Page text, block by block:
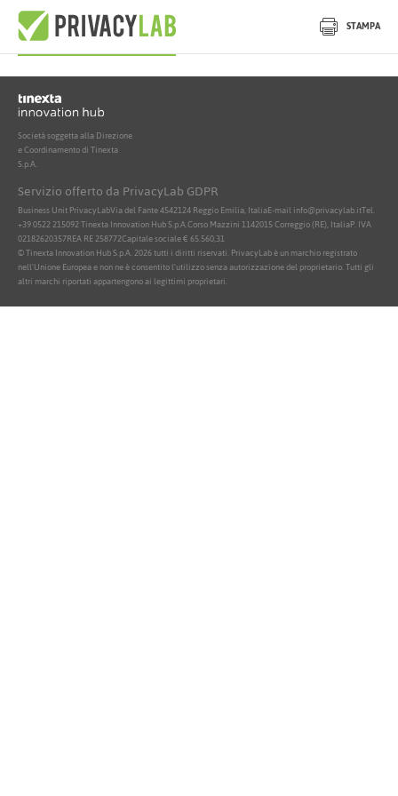
STAMPA
Nessun documento attivo trovato
Società soggetta alla Direzione
e Coordinamento di Tinexta
S.p.A.
Servizio offerto da PrivacyLab GDPR
Business Unit PrivacyLabVia del Fante 4542124 Reggio Emilia, ItaliaE-mail info@privacylab.itTel.
+39 0522 215092Tinexta Innovation Hub S.p.A.Corso Mazzini 1142015 Correggio (RE), ItaliaP. IVA
02182620357REA RE 258772Capitale sociale € 65.560,31
© Tinexta Innovation Hub S.p.A. 2026 tutti i diritti riservati. PrivacyLab è un marchio registrato
nell'Unione Europea e non ne è consentito l'utilizzo senza autorizzazione del proprietario. Tutti gli
altri marchi riportati appartengono ai legittimi proprietari.